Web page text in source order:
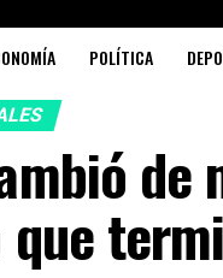
POLÍTICA
de
que